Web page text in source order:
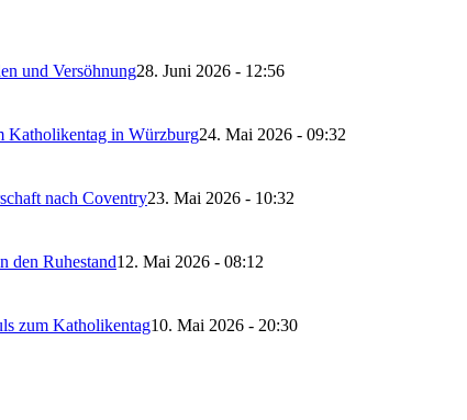
und Versöhnung28. Juni 2026 - 12:56
Katholikentag in Würzburg24. Mai 2026 - 09:32
nach Coventry23. Mai 2026 - 10:32
den Ruhestand12. Mai 2026 - 08:12
zum Katholikentag10. Mai 2026 - 20:30